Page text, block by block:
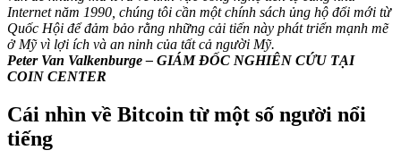
Internet năm 1990, chúng tôi cần một chính sách ủng hộ đổi mới từ
Quốc Hội để đảm bảo rằng những cải tiến này phát triển mạnh mẽ
ở Mỹ vì lợi ích và an ninh của tất cả người Mỹ.
Peter Van Valkenburge – GIÁM ĐỐC NGHIÊN CỨU TẠI
COIN CENTER
Cái nhìn về Bitcoin từ một số người nổi
tiếng